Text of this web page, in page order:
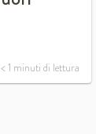
< 1 minuti di lettura